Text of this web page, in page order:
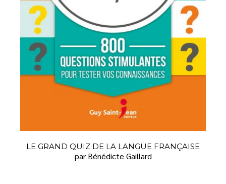
LE GRAND QUIZ DE LA LANGUE FRANÇAISE
par Bénédicte Gaillard